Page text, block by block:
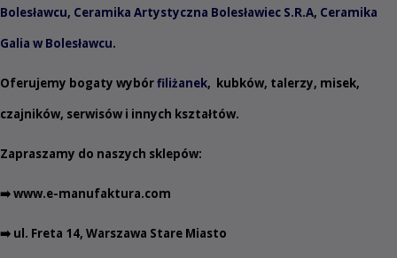
Bolesławcu, Ceramika Artystyczna Bolesławiec S.R.A, Ceramika
Galia w Bolesławcu.
Oferujemy bogaty wybórfiliżanek, kubków, talerzy, misek,
czajników, serwisów i innych kształtów.
Zapraszamy do naszych sklepów:
➡️www.e-manufaktura.com
➡️ ul. Freta 14, Warszawa Stare Miasto